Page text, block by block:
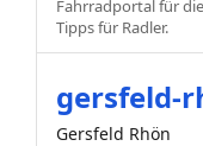
Fahrradportal für
Tipps für Radler.
gersfeld-
Gersfeld Rhön